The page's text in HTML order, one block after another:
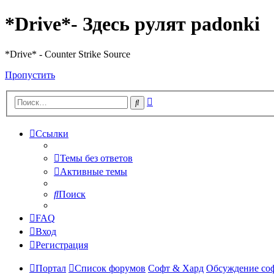
*Drive*- Здесь рулят padonki
*Drive* - Counter Strike Source
Пропустить
Поиск
Ссылки
Темы без ответов
Активные темы
Поиск
FAQ
Вход
Регистрация
Портал Список форумов Софт & Хард Обсуждение